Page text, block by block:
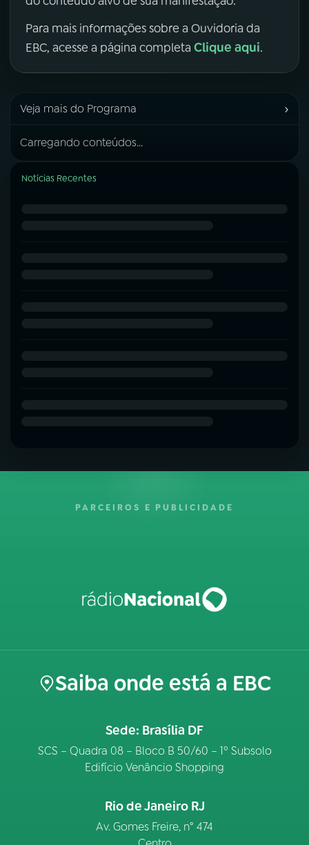
Para mais informações sobre a Ouvidoria da
EBC, acesse a página completa Clique aqui.
Veja mais do Programa ›
Carregando conteúdos...
Notícias Recentes
PARCEIROS E PUBLICIDADE
Saiba onde está a EBC
Sede: Brasília DF
SCS – Quadra 08 – Bloco B 50/60 – 1º Subsolo
Edifício Venâncio Shopping
Rio de Janeiro RJ
Av. Gomes Freire, n° 474